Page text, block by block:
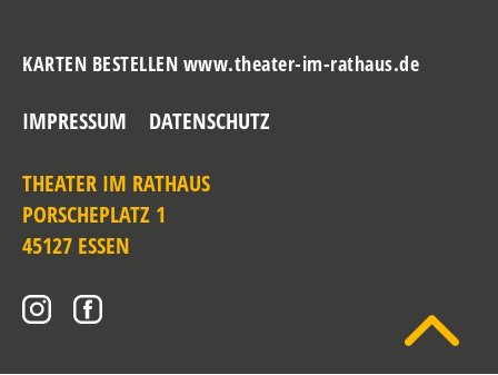
KARTEN BESTELLEN www.theater-im-rathaus.de
IMPRESSUM DATENSCHUTZ
THEATER IM RATHAUS
PORSCHEPLATZ 1
45127 ESSEN